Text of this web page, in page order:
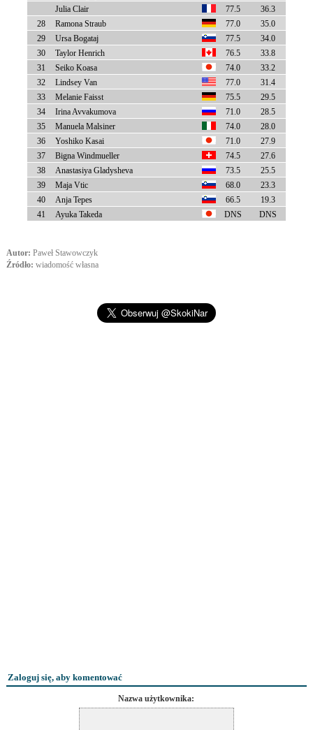
Julia Clair
77.5
36.3
28
Ramona Straub 77.0
35.0
29
Ursa Bogataj 77.5
34.0
30
Taylor Henrich 76.5
33.8
31
Seiko Koasa 74.0
33.2
32
Lindsey Van 77.0
31.4
33
Melanie Faisst 75.5
29.5
34
Irina Avvakumova 71.0
28.5
35
Manuela Malsiner 74.0
28.0
36
Yoshiko Kasai 71.0
27.9
37
Bigna Windmueller 74.5
27.6
38
Anastasiya Gladysheva 73.5
25.5
39
Maja Vtic 68.0
23.3
40
Anja Tepes 66.5
19.3
41
Ayuka Takeda DNS DNS
Autor: Paweł Stawowczyk
Źródło: wiadomość własna
Zaloguj się, aby komentować
Nazwa użytkownika: